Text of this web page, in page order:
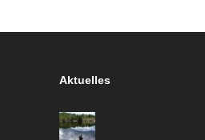
Aktuelles